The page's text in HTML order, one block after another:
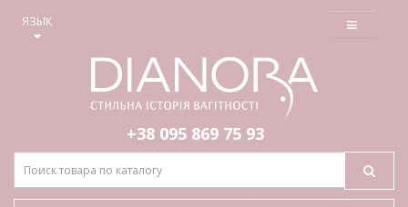
ЯЗЫК ≡
+38 095 869 75 93